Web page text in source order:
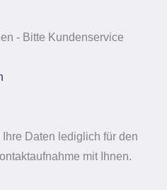
- Bitte Kundenservice
Daten lediglich für den
mit Ihnen.